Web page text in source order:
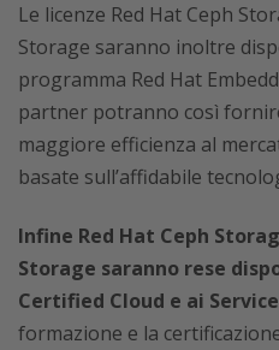
Le licenze Red Hat Ceph
Storage saranno inoltre
programma Red Hat
partner potranno così
maggiore efficienza al
basate sull’affidabile
Infine Red Hat Ceph
Storage saranno rese
Certified Cloud e ai
formazione e la